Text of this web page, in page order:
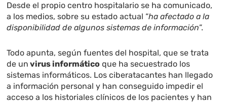
Desde el propio centro hospitalario se ha comunicado,
a los medios, sobre su estado actual “ha afectado a la
disponibilidad de algunos sistemas de información”.
Todo apunta, según fuentes del hospital, que se trata
de un virus informático que ha secuestrado los
sistemas informáticos. Los ciberatacantes han llegado
a información personal y han conseguido impedir el
acceso a los historiales clínicos de los pacientes y han